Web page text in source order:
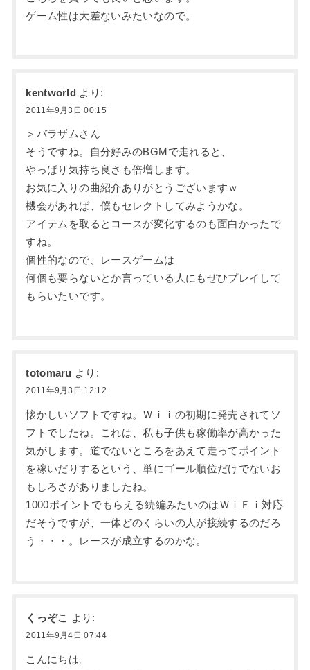
ゲーム性は大差ないみたいなので。
kentworld より:
2011年9月3日 00:15
＞バラザムさん
そうですね。自分好みのBGMで走れると、
やっぱり気持ち良さも倍増します。
お気に入りの曲紹介ありがとうございますｗ
機会があれば、僕もセレクトしてみようかな。
アイテムを取るとコースが変化するのも面白かったで
すね。
個性的なので、レースゲームは
何個も要らないとか言っている人にもぜひプレイして
もらいたいです。
totomaru より:
2011年9月3日 12:12
懐かしいソフトですね。Ｗｉｉの初期に発売されてソ
フトでしたね。これは、私も子供も稼働率が高かった
気がします。道でないところをあえて走ってポイント
を稼いだりするという、単にゴール順位だけでないお
もしろさがありましたね。
1000ポイントでもらえる続編みたいのはＷｉＦｉ対応
だそうですが、一体どのくらいの人が接続するのだろ
う・・・。レースが成立するのかな。
くっぞこ より:
2011年9月4日 07:44
こんにちは。